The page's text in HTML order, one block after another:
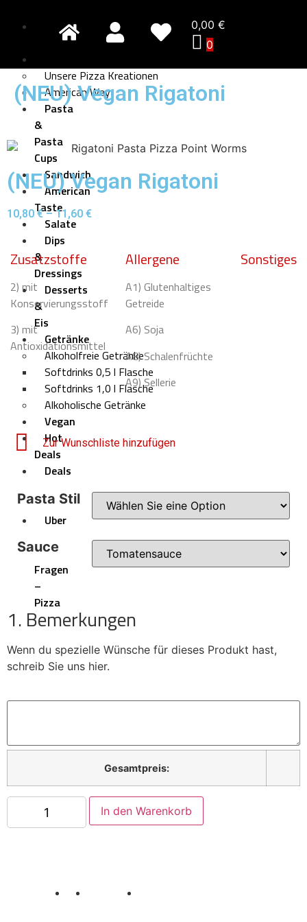
Pizza
Creativo
Unsere Pizza Kreationen
American Way
Pasta
&
Pasta
Cups
Sandwich
American
Taste
Salate
Dips
&
Dressings
Desserts
&
Eis
Getränke
Alkoholfreie Getränke
Softdrinks 0,5 l Flasche
Softdrinks 1,0 l Flasche
Alkoholische Getränke
Vegan
Hot
Deals
Deals
Börse
Über
Häufige
Fragen
–
Pizza
Point
0,00 €
0
(NEU) Vegan Rigatoni
(NEU) Vegan Rigatoni
10,80 €–11,60 €
Zusatzstoffe
2) mit
Konservierungsstoff
3) mit
Antioxidationsmittel
Allergene
A1) Glutenhaltiges
Getreide
A6) Soja
A8) Schalenfrüchte
A9) Sellerie
Sonstiges
Zur Wunschliste hinzufügen
Pasta Stil
Sauce
1. Bemerkungen
Wenn du spezielle Wünsche für dieses Produkt hast,
schreib Sie uns hier.
Gesamtpreis:
In den Warenkorb
Datenschutz AGB Impressum